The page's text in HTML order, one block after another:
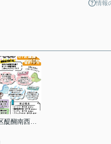
情報
京都市伏見区醍醐南西裏町